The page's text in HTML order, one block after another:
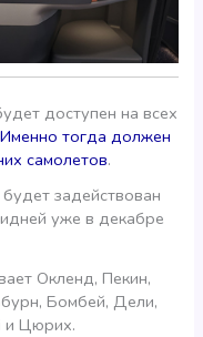
доступен на всех
Именно тогда должен
самолетов.
задействован
уже в декабре
Окленд, Пекин,
Бомбей, Дели,
и Цюрих.